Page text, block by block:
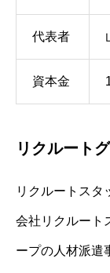
代表者
資本金
リクルート
リクルートスタ
会社リクルート
ープの人材派遣